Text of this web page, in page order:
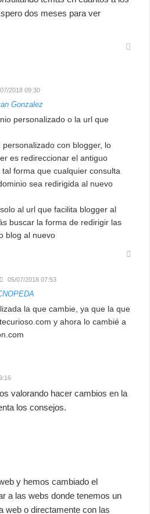
dos meses para ver
2018 09:30
Gonzalez
personalizado o la url que
con blogger, lo
es redireccionar el antiguo
forma que cualquier consulta
sea redirigida al nuevo
al url que facilita blogger al
buscar la forma de redirigir las
blog al nuevo
05/07/2018 07:53
la que cambie, ya que la que
y ahora lo cambié a
valorando hacer cambios en la
los consejos.
y hemos cambiado el
a las webs donde tenemos un
web o directamente con las